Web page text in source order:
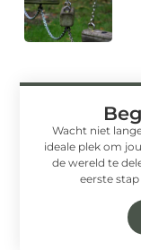
Wacht niet
ideale plek om
de wereld te
eerste